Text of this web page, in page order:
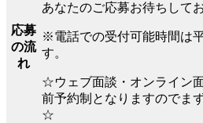
応募
の流
れ
あなたのご応募お待ちして
※電話での受付可能時間は
す。
☆ウェブ面談・オンライン
前予約制となりますのでま
☆